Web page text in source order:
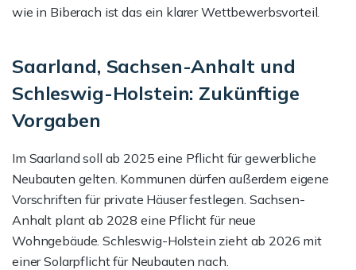
wie in Biberach ist das ein klarer Wettbewerbsvorteil.
Saarland, Sachsen-Anhalt und
Schleswig-Holstein: Zukünftige
Vorgaben
Im Saarland soll ab 2025 eine Pflicht für gewerbliche
Neubauten gelten. Kommunen dürfen außerdem eigene
Vorschriften für private Häuser festlegen. Sachsen-
Anhalt plant ab 2028 eine Pflicht für neue
Wohngebäude. Schleswig-Holstein zieht ab 2026 mit
einer Solarpflicht für Neubauten nach.